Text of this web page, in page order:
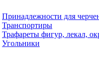
Принадлежности для
Транспортиры
Трафареты фигур, лекал,
Угольники